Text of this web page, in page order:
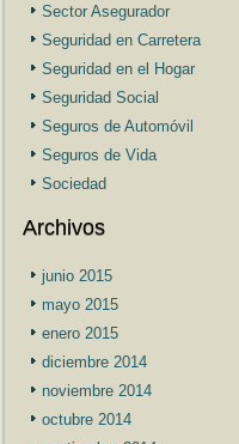
Sector Asegurador
Seguridad en Carretera
Seguridad en el Hogar
Seguridad Social
Seguros de Automóvil
Seguros de Vida
Sociedad
Archivos
junio 2015
mayo 2015
enero 2015
diciembre 2014
noviembre 2014
octubre 2014